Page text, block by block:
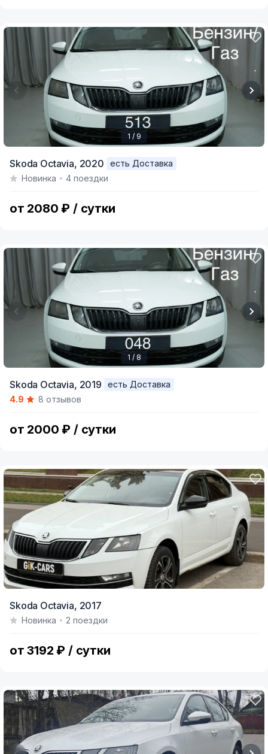
of
1 / 9
Skoda Octavia, 2020
есть Доставка
Новинка
4 поездки
от 2080 ₽ / сутки
of
1 / 8
Skoda Octavia, 2019
есть Доставка
4.9
8 отзывов
от 2000 ₽ / сутки
Skoda Octavia, 2017
Новинка 2 поездки
от 3192 ₽ / сутки